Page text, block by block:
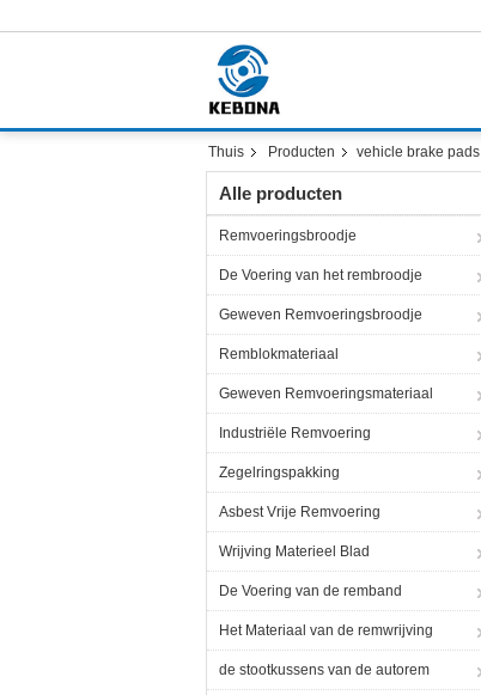
Thuis Producten vehicle brake pads
Alle producten
Remvoeringsbroodje
De Voering van het rembroodje
Geweven Remvoeringsbroodje
Remblokmateriaal
Geweven Remvoeringsmateriaal
Industriële Remvoering
Zegelringspakking
Asbest Vrije Remvoering
Wrijving Materieel Blad
De Voering van de remband
Het Materiaal van de remwrijving
de stootkussens van de autorem